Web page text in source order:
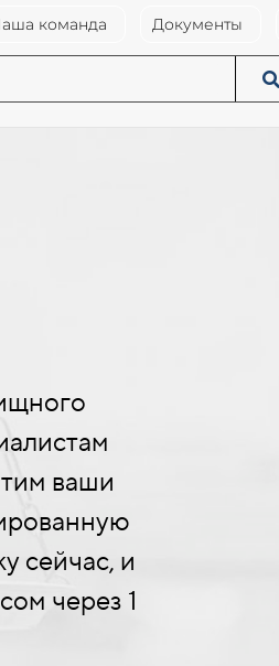
команда Документы
ваши
сейчас, и
через 1